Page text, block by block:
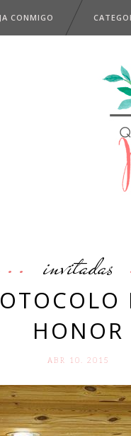
CONMIGO
invitadas
HONOR
ABR 10. 2015